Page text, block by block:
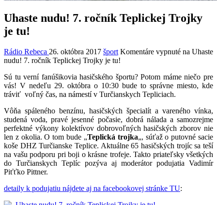
Uhaste nudu! 7. ročník Teplickej Trojky
je tu!
Rádio Rebeca 26. októbra 2017 šport Komentáre vypnuté na Uhaste
nudu! 7. ročník Teplickej Trojky je tu!
Sú tu verní fanúšikovia hasičského športu? Potom máme niečo pre
vás! V nedeľu 29. októbra o 10:30 bude to správne miesto, kde
tráviť voľný čas, na námestí v Turčianskych Tepliciach.
Vôňa spáleného benzínu, hasičských špecialít a vareného vínka,
studená voda, pravé jesenné počasie, dobrá nálada a samozrejme
perfektné výkony kolektívov dobrovoľných hasičských zborov nie
len z okolia. O tom bude „Teplická trojka„, súťaž o putovné sacie
koše DHZ Turčianske Teplice. Aktuálne 65 hasičských trojíc sa teší
na vašu podporu pri boji o krásne trofeje. Takto priateľsky všetkých
do Turčianskych Teplíc pozýva aj moderátor podujatia Vadimír
Piťťko Pittner.
detaily k podujatiu nájdete aj na facebookovej stránke TU: